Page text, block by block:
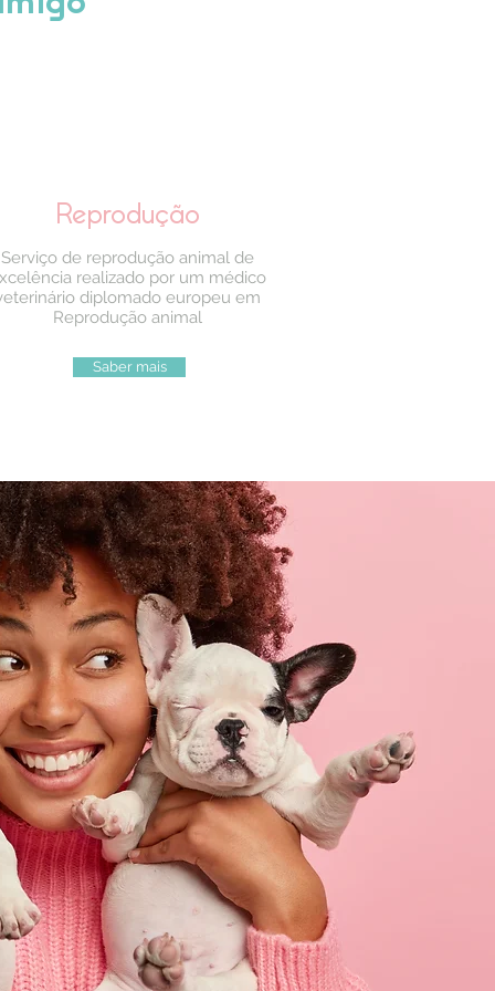
Reprodução
Serviço de reprodução animal de
realizado por um médico
diplomado europeu em
Reprodução animal
Saber mais